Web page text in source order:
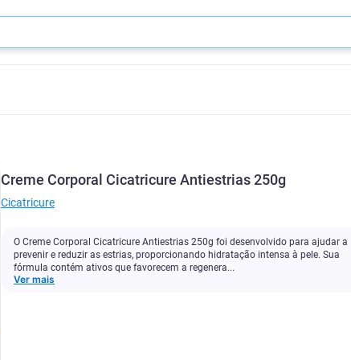
Creme Corporal Cicatricure Antiestrias 250g
Cicatricure
O Creme Corporal Cicatricure Antiestrias 250g foi desenvolvido para ajudar a
prevenir e reduzir as estrias, proporcionando hidratação intensa à pele. Sua
fórmula contém ativos que favorecem a regenera...
Ver mais